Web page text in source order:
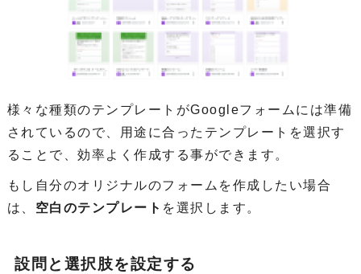
様々な種類のテンプレートがGoogleフォームには準備
されているので、用途に合ったテンプレートを選択す
ることで、効率よく作成する事ができます。
もし自分のオリジナルのフォームを作成したい場合
は、 空白のテンプレート を選択します。
設問と選択肢を設定する